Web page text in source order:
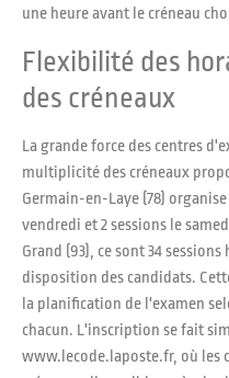
une heure avant le créneau
Flexibilité des
des créneaux
La grande force des centres
multiplicité des créneaux
Germain-en-Laye (78)
vendredi et 2 sessions le
Grand (93), ce sont 34
disposition des candidats.
la planification de l'examen
chacun. L'inscription se fait
www.lecode.laposte.fr, où les